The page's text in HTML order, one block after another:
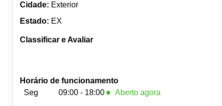
Cidade: Exterior
Estado: EX
Classificar e Avaliar
Horário de funcionamento
Seg
09:00 - 18:00 ● Aberto agora